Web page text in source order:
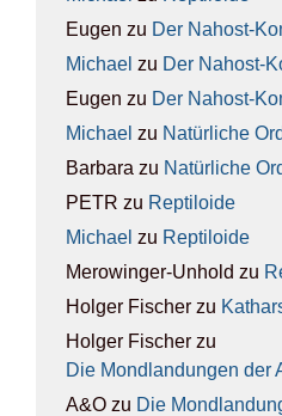
Eugen zu Der Nah­ost-
Michael zu Der Nah­ost-
Eugen zu Der Nah­ost-
Michael zu Natür­li­che
Barbara zu Natür­li­che
PETR zu Rep­ti­lo­ide
Michael zu Rep­ti­lo­ide
Merowinger-Unhold zu
Holger Fischer zu
Holger Fischer zu
Die Mond­lan­dun­gen der
A&O zu Die